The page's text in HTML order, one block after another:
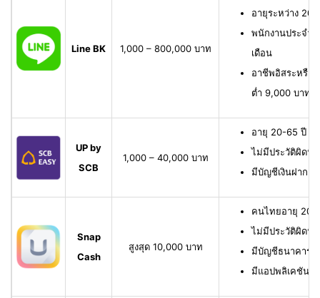
Line BK 1,000 – 800,000 บาท
อายุระหว่าง 20
พนักงานประจำ
เดือน
อาชีพอิสระหรือ
ต่ำ 9,000 บาทต่
UP by
SCB
1,000 – 40,000 บาท
อายุ 20-65 ปี เ
ไม่มีประวัติผิดนั
มีบัญชีเงินฝาก
Snap
Cash
สูงสุด 10,000 บาท
คนไทยอายุ 20-
ไม่มีประวัติผิดนั
มีบัญชีธนาคาร ห
มีแอปพลิเคชัน